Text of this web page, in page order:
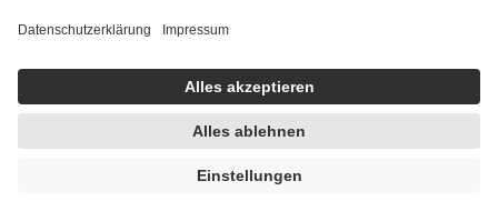
getroffen, um sicherzustellen, dass es sich um echte Bewertungen
https://help.etrusted.com/hc/de/articles/4419944605341
Einige Bilder und Inhalte wurden unter Zuhilfenahme künstlicher